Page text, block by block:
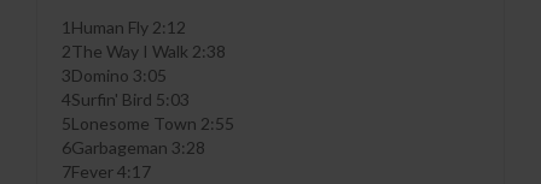
1Human Fly 2:12
2The Way I Walk 2:38
3Domino 3:05
4Surfin' Bird 5:03
5Lonesome Town 2:55
6Garbageman 3:28
7Fever 4:17